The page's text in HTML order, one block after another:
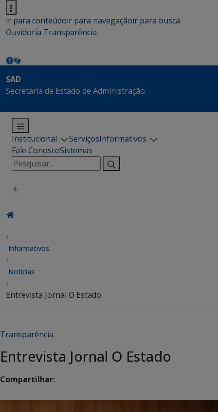
ir para conteúdoir para navegaçãoir para busca
Ouvidoria Transparência
SAD
Secretaria de Estado de Administração
Institucional ServiçosInformativos
Fale ConoscoSistemas
Pesquisar
por:
Informativos
Notícias
Entrevista Jornal O Estado
Transparência
Entrevista Jornal O Estado
Compartilhar: